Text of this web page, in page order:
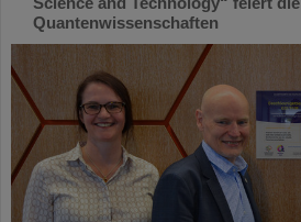
Quantenwissenschaften